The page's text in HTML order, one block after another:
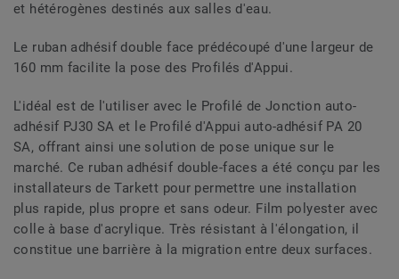
et hétérogènes destinés aux salles d'eau.
Le ruban adhésif double face prédécoupé d'une largeur de
160 mm facilite la pose des Profilés d'Appui.
L'idéal est de l'utiliser avec le Profilé de Jonction auto-
adhésif PJ30 SA et le Profilé d'Appui auto-adhésif PA 20
SA, offrant ainsi une solution de pose unique sur le
marché. Ce ruban adhésif double-faces a été conçu par les
installateurs de Tarkett pour permettre une installation
plus rapide, plus propre et sans odeur. Film polyester avec
colle à base d'acrylique. Très résistant à l'élongation, il
constitue une barrière à la migration entre deux surfaces.